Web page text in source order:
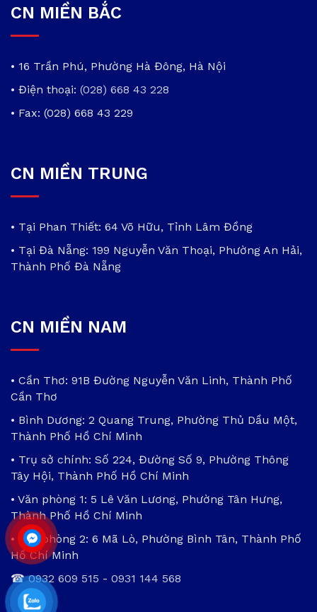
CN MIỀN BẮC
• 16 Trần Phú, Phường Hà Đông, Hà Nội
• Điện thoại: (028) 668 43 228
• Fax: (028) 668 43 229
CN MIỀN TRUNG
• Tại Phan Thiết: 64 Võ Hữu, Tỉnh Lâm Đồng
• Tại Đà Nẵng: 199 Nguyễn Văn Thoại, Phường An Hải,
Thành Phố Đà Nẵng
CN MIỀN NAM
• Cần Thơ: 91B Đường Nguyễn Văn Linh, Thành Phố
Cần Thơ
• Bình Dương: 2 Quang Trung, Phường Thủ Dầu Một,
Thành Phố Hồ Chí Minh
• Trụ sở chính: Số 224, Đường Số 9, Phường Thông
Tây Hội, Thành Phố Hồ Chí Minh
• Văn phòng 1: 5 Lê Văn Lương, Phường Tân Hưng,
Thành Phố Hồ Chí Minh
• Văn phòng 2: 6 Mã Lò, Phường Bình Tân, Thành Phố
Hồ Chí Minh
☎0932 609 515 - 0931 144 568